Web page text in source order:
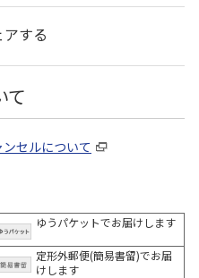
アする
て
セルについて
ゆうパケットでお届けします
定形外郵便(簡易書留)でお届
けします